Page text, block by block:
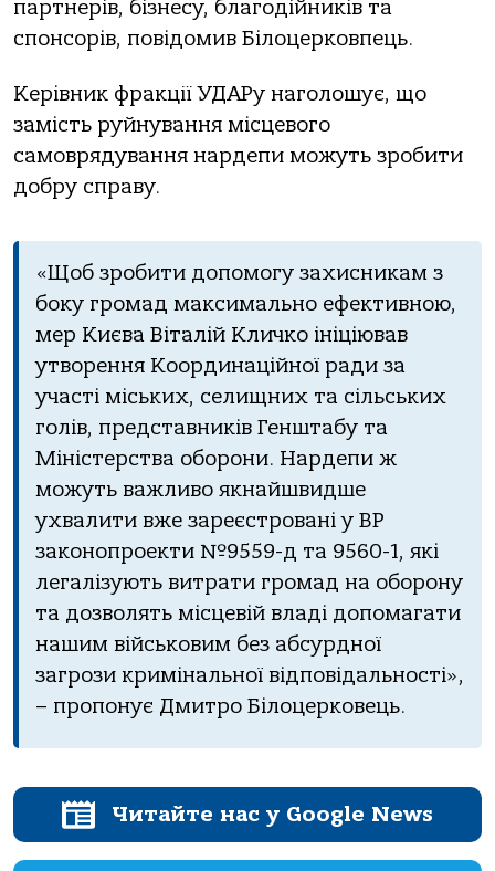
партнерів, бізнесу, благодійників та
спонсорів, повідомив Білоцерковпець.
Керівник фракції УДАРу наголошує, що
замість руйнування місцевого
самоврядування нардепи можуть зробити
добру справу.
«Щоб зробити допомогу захисникам з
боку громад максимально ефективною,
мер Києва Віталій Кличко ініціював
утворення Координаційної ради за
участі міських, селищних та сільських
голів, представників Генштабу та
Міністерства оборони. Нардепи ж
можуть важливо якнайшвидше
ухвалити вже зареєстровані у ВР
законопроекти №9559-д та 9560-1, які
легалізують витрати громад на оборону
та дозволять місцевій владі допомагати
нашим військовим без абсурдної
загрози кримінальної відповідальності»,
– пропонує Дмитро Білоцерковець.
Читайте нас у Google News